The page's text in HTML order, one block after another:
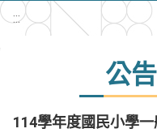
:::
公
114學年度國民小學